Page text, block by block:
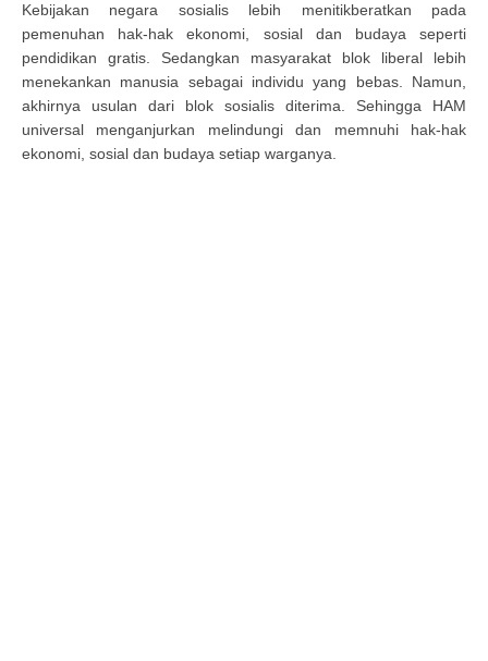
Kebijakan negara sosialis lebih menitikberatkan pada
pemenuhan hak-hak ekonomi, sosial dan budaya seperti
pendidikan gratis. Sedangkan masyarakat blok liberal lebih
menekankan manusia sebagai individu yang bebas. Namun,
akhirnya usulan dari blok sosialis diterima. Sehingga HAM
universal menganjurkan melindungi dan memnuhi hak-hak
ekonomi, sosial dan budaya setiap warganya.